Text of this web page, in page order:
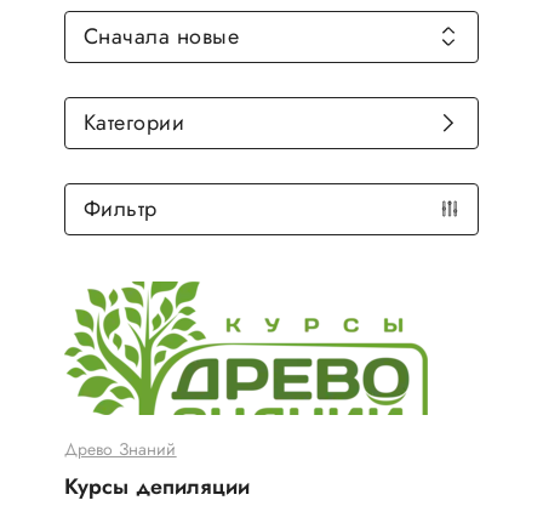
Древо Знаний
Курсы депиляции
Сначала новые
Категории
Фильтр